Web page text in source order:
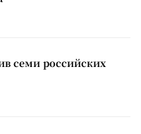
семи российских